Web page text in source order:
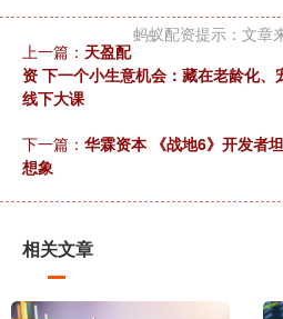
蚂蚁配资提示：文章
上一篇： 天盈配
资 下一个小生意机会：藏在老龄化
线下大课
下一篇： 华霖资本 《战地6》开发者
想象
相关文章